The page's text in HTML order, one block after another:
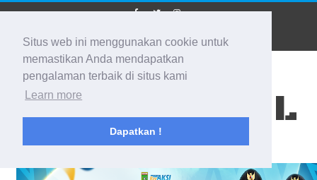
Situs web ini menggunakan cookie untuk
memastikan Anda mendapatkan
pengalaman terbaik di situs kami
Learn more
Dapatkan !
BIDIK KALSEL
Membidik Ke Segala Arah